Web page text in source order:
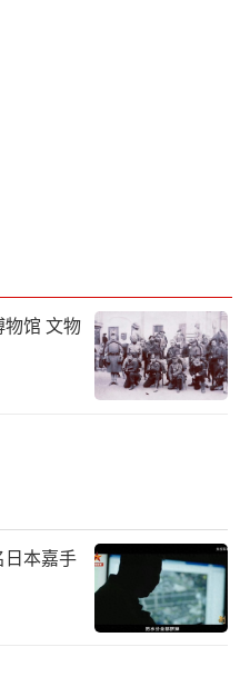
服役，显示出中国
可靠性远超美国。未
为领先者。
蕾 TT0001）
馆 文物
本嘉手